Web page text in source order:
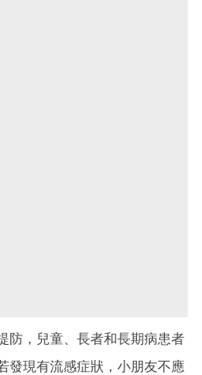
防，兒童、長者和長期病患者
發現有流感症狀，小朋友不應